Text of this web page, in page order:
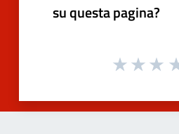
su questa pagina?